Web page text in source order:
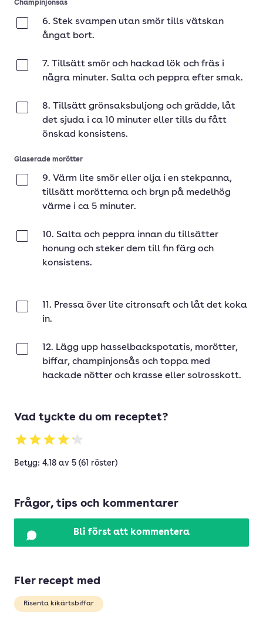
Champinjonsås
6. Stek svampen utan smör tills vätskan
ångat bort.
7. Tillsätt smör och hackad lök och fräs i
några minuter. Salta och peppra efter smak.
8. Tillsätt grönsaksbuljong och grädde, låt
det sjuda i ca 10 minuter eller tills du fått
önskad konsistens.
Glaserade morötter
9. Värm lite smör eller olja i en stekpanna,
tillsätt morötterna och bryn på medelhög
värme i ca 5 minuter.
10. Salta och peppra innan du tillsätter
honung och steker dem till fin färg och
konsistens.
11. Pressa över lite citronsaft och låt det koka
in.
12. Lägg upp hasselbackspotatis, morötter,
biffar, champinjonsås och toppa med
hackade nötter och krasse eller solrosskott.
Vad tyckte du om receptet?
Betyg: 4.18 av 5 (61 röster)
Frågor, tips och kommentarer
Bli först att kommentera
Fler recept med
Risenta kikärtsbiffar